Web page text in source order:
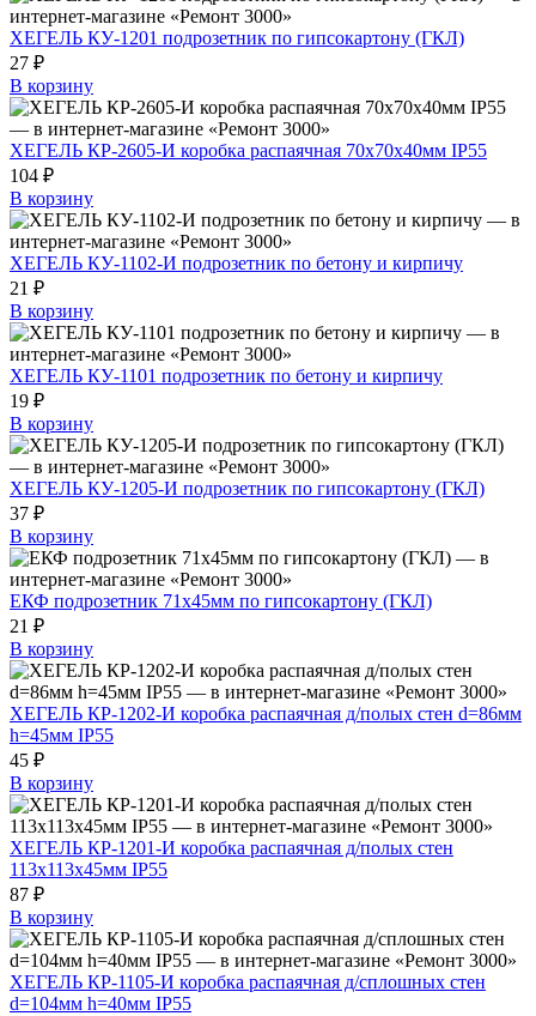
ХЕГЕЛЬ КУ-1201 подрозетник по гипсокартону (ГКЛ)
27 ₽
В корзину
ХЕГЕЛЬ КР-2605-И коробка распаячная 70х70х40мм IP55
104 ₽
В корзину
ХЕГЕЛЬ КУ-1102-И подрозетник по бетону и кирпичу
21 ₽
В корзину
ХЕГЕЛЬ КУ-1101 подрозетник по бетону и кирпичу
19 ₽
В корзину
ХЕГЕЛЬ КУ-1205-И подрозетник по гипсокартону (ГКЛ)
37 ₽
В корзину
ЕКФ подрозетник 71х45мм по гипсокартону (ГКЛ)
21 ₽
В корзину
ХЕГЕЛЬ КР-1202-И коробка распаячная д/полых стен d=86мм
h=45мм IP55
45 ₽
В корзину
ХЕГЕЛЬ КР-1201-И коробка распаячная д/полых стен
113х113х45мм IP55
87 ₽
В корзину
ХЕГЕЛЬ КР-1105-И коробка распаячная д/сплошных стен
d=104мм h=40мм IP55